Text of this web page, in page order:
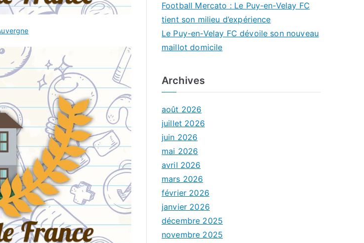
Football Mercato : Le Puy-en-Velay FC
tient son milieu d’expérience
Le Puy-en-Velay FC dévoile son nouveau
maillot domicile
Archives
août 2026
juillet 2026
juin 2026
mai 2026
avril 2026
mars 2026
février 2026
janvier 2026
décembre 2025
novembre 2025